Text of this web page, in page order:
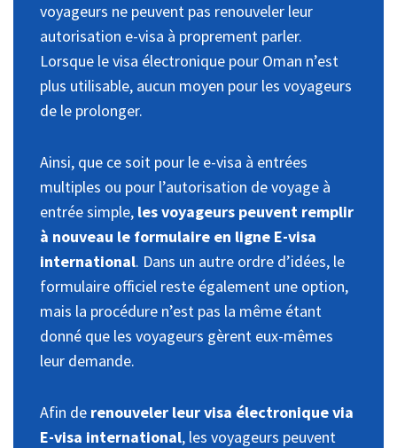
voyageurs ne peuvent pas renouveler leur
autorisation e-visa à proprement parler.
Lorsque le visa électronique pour Oman n’est
plus utilisable, aucun moyen pour les voyageurs
de le prolonger.
Ainsi, que ce soit pour le e-visa à entrées
multiples ou pour l’autorisation de voyage à
entrée simple, les voyageurs peuvent remplir
à nouveau le formulaire en ligne E-visa
international. Dans un autre ordre d’idées, le
formulaire officiel reste également une option,
mais la procédure n’est pas la même étant
donné que les voyageurs gèrent eux-mêmes
leur demande.
Afin de renouveler leur visa électronique via
E-visa international, les voyageurs peuvent